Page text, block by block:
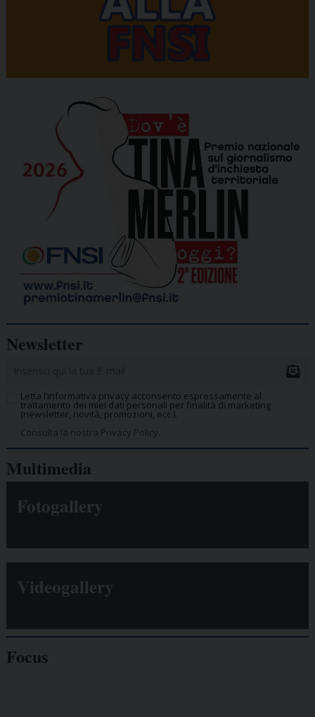
Newsletter
Letta l’informativa privacy acconsento espressamente al
trattamento dei miei dati personali per finalità di marketing
(newsletter, novità, promozioni, ecc.).
Consulta la nostra Privacy Policy.
Multimedia
Fotogallery
Videogallery
Focus